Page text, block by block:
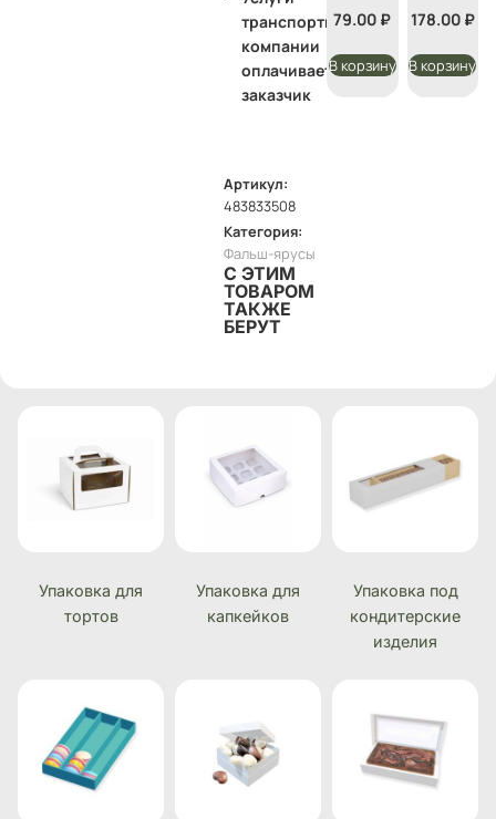
транспортной
компании
оплачивает
заказчик
Артикул:
483833508
Категория:
Фальш-ярусы
С ЭТИМ
ТОВАРОМ
ТАКЖЕ
БЕРУТ
79.00 ₽
В корзину
178.00 ₽
В корзину
Упаковка для
тортов
Упаковка для
капкейков
Упаковка под
кондитерские
изделия